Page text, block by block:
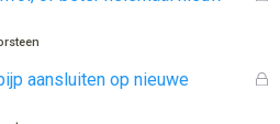
oG
aansluiten op nieuwe